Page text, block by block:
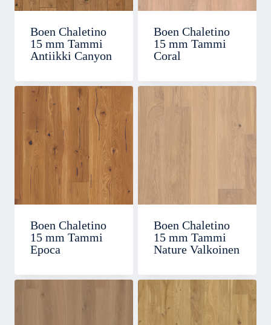
Boen Chaletino
15 mm Tammi
Antiikki Canyon
Boen Chaletino
15 mm Tammi
Coral
Boen Chaletino
15 mm Tammi
Epoca
Boen Chaletino
15 mm Tammi
Nature Valkoinen